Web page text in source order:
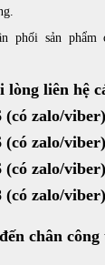
phối sản phẩm
lòng liên hệ
(có zalo/viber)
(có zalo/viber)
(có zalo/viber)
(có zalo/viber)
chân